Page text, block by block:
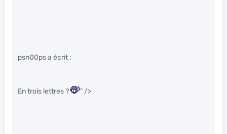
psn00ps a écrit :
En trois lettres ? " />